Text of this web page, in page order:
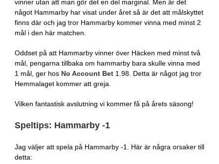
vinner utan att man gör det en del marginal. Men är det
något Hammarby har visat under året så är det att målskyttet
finns där och jag tror Hammarby kommer vinna med minst 2
mål i den här matchen.
Oddset på att Hammarby vinner över Häcken med minst två
mål, pengarna tillbaka om hammarby bara skulle vinna med
1 mål, ger hos No Account Bet1.98. Detta är något jag tror
Hemmalaget kommer att greja.
Vilken fantastisk avslutning vi kommer få på årets säsong!
Speltips: Hammarby -1
Jag väljer att spela på Hammarby -1. Här är några orsaker till
detta: